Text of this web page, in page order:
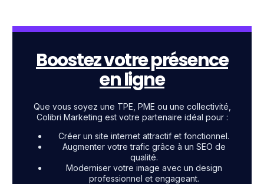
Boostez votre présence
en ligne
Que vous soyez une TPE, PME ou une collectivité,
Colibri Marketing est votre partenaire idéal pour :
Créer un site internet attractif et fonctionnel.
Augmenter votre trafic grâce à un SEO de
qualité.
Moderniser votre image avec un design
professionnel et engageant.